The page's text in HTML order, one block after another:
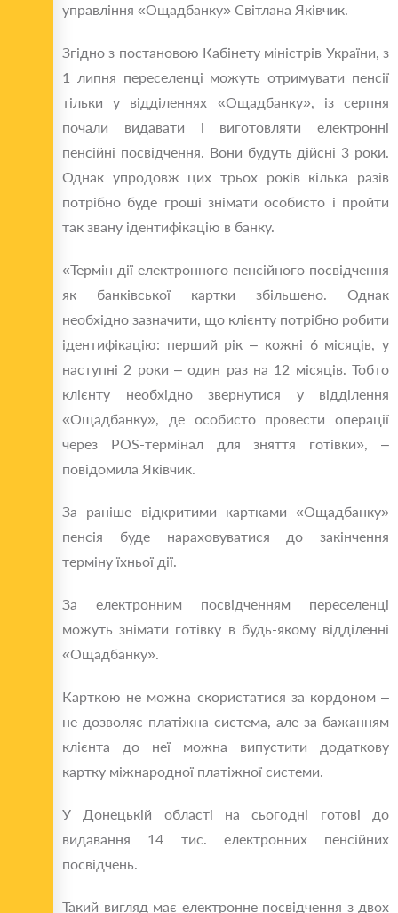
управління «Ощадбанку» Світлана Яківчик.
Згідно з постановою Кабінету міністрів України, з
1 липня переселенці можуть отримувати пенсії
тільки у відділеннях «Ощадбанку», із серпня
почали видавати і виготовляти електронні
пенсійні посвідчення. Вони будуть дійсні 3 роки.
Однак упродовж цих трьох років кілька разів
потрібно буде гроші знімати особисто і пройти
так звану ідентифікацію в банку.
«Термін дії електронного пенсійного посвідчення
як банківської картки збільшено. Однак
необхідно зазначити, що клієнту потрібно робити
ідентифікацію: перший рік – кожні 6 місяців, у
наступні 2 роки – один раз на 12 місяців. Тобто
клієнту необхідно звернутися у відділення
«Ощадбанку», де особисто провести операції
через POS-термінал для зняття готівки», –
повідомила Яківчик.
За раніше відкритими картками «Ощадбанку»
пенсія буде нараховуватися до закінчення
терміну їхньої дії.
За електронним посвідченням переселенці
можуть знімати готівку в будь-якому відділенні
«Ощадбанку».
Карткою не можна скористатися за кордоном –
не дозволяє платіжна система, але за бажанням
клієнта до неї можна випустити додаткову
картку міжнародної платіжної системи.
У Донецькій області на сьогодні готові до
видавання 14 тис. електронних пенсійних
посвідчень.
Такий вигляд має електронне посвідчення з двох